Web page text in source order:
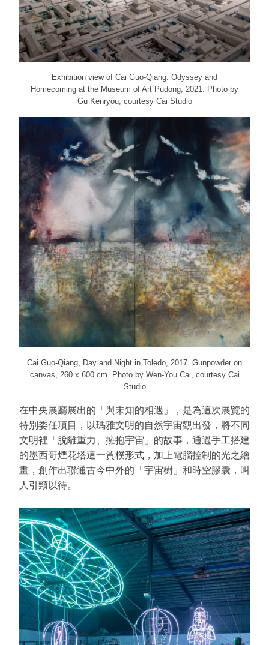
Exhibition view of Cai Guo-Qiang: Odyssey and
Homecoming at the Museum of Art Pudong, 2021. Photo by
Gu Kenryou, courtesy Cai Studio
Cai Guo-Qiang, Day and Night in Toledo, 2017. Gunpowder on
canvas, 260 x 600 cm. Photo by Wen-You Cai, courtesy Cai
Studio
在中央展廳展出的「與未知的相遇」，是為這次展覽的
特別委任項目，以瑪雅文明的自然宇宙觀出發，將不同
文明裡「脫離重力、擁抱宇宙」的故事，通過手工搭建
的墨西哥煙花塔這一質樸形式，加上電腦控制的光之繪
畫，創作出聯通古今中外的「宇宙樹」和時空膠囊，叫
人引頸以待。